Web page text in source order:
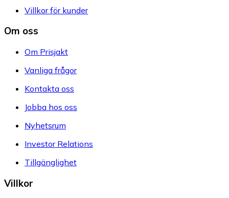
Villkor för kunder
Om oss
Om Prisjakt
Vanliga frågor
Kontakta oss
Jobba hos oss
Nyhetsrum
Investor Relations
Tillgänglighet
Villkor